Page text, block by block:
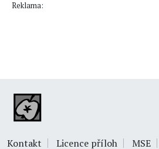
Reklama:
Kontakt Licence příloh MSE